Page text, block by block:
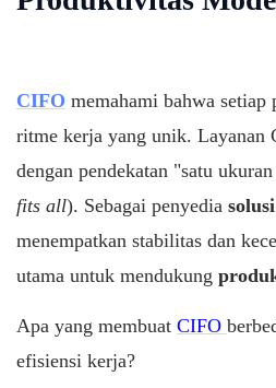
CIFO memahami bahwa setiap
ritme kerja yang unik. Layanan
dengan pendekatan "satu
fits all). Sebagai penyedia
menempatkan stabilitas dan
utama untuk mendukung
Apa yang membuat CIFO
efisiensi kerja?